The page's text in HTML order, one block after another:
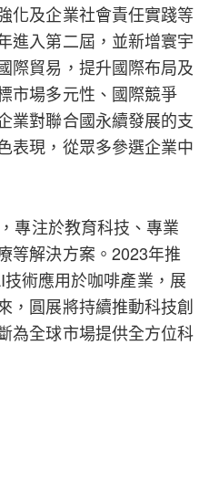
化及企業社會責任實踐等
進入第二屆，並新增寰宇
際貿易，提升國際布局及
市場多元性、國際競爭
業對聯合國永續發展的支
表現，從眾多參選企業中
專注於教育科技、專業
等解決方案。2023年推
術應用於咖啡產業，展
，圓展將持續推動科技創
為全球市場提供全方位科